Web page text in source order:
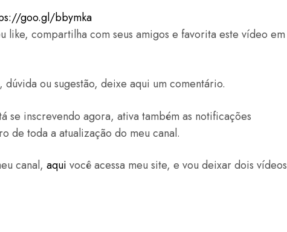
goo.gl/bbymka
like, compartilha com seus amigos e favorita este vídeo em
ou sugestão, deixe aqui um comentário.
se inscrevendo agora, ativa também as notificações
de toda a atualização do meu canal.
canal, aqui você acessa meu site, e vou deixar dois vídeos